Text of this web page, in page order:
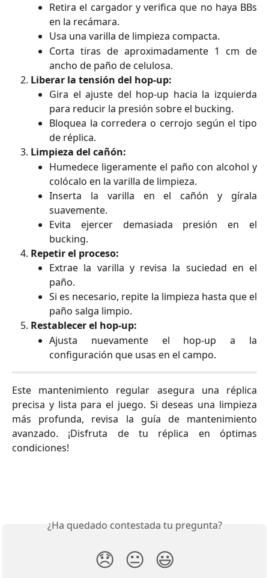
Retira el cargador y verifica que no haya BBs
en la recámara.
Usa una varilla de limpieza compacta.
Corta tiras de aproximadamente 1 cm de
ancho de paño de celulosa.
Liberar la tensión del hop-up:
Gira el ajuste del hop-up hacia la izquierda
para reducir la presión sobre el bucking.
Bloquea la corredera o cerrojo según el tipo
de réplica.
Limpieza del cañón:
Humedece ligeramente el paño con alcohol y
colócalo en la varilla de limpieza.
Inserta la varilla en el cañón y gírala
suavemente.
Evita ejercer demasiada presión en el
bucking.
Repetir el proceso:
Extrae la varilla y revisa la suciedad en el
paño.
Si es necesario, repite la limpieza hasta que el
paño salga limpio.
Restablecer el hop-up:
Ajusta nuevamente el hop-up a la
configuración que usas en el campo.
Este mantenimiento regular asegura una réplica
precisa y lista para el juego. Si deseas una limpieza
más profunda, revisa la guía de mantenimiento
avanzado. ¡Disfruta de tu réplica en óptimas
condiciones!
¿Ha quedado contestada tu pregunta?
😞 😐 😃